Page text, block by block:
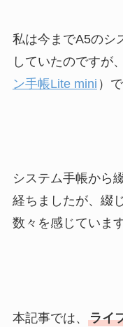
私は今までA5のシ
していたのですが
ン手帳Lite mini ）
システム手帳から
経ちましたが、綴
数々を感じています
本記事では、 ライ